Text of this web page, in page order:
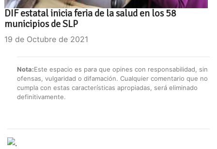
DIF estatal inicia feria de la salud en los 58
municipios de SLP
19 de Octubre de 2021
Nota:Este espacio es para que opines con responsabilidad, sin
ofensas, vulgaridad o difamación. Cualquier comentario que no
cumpla con estas características apropiadas, será eliminado
definitivamente.